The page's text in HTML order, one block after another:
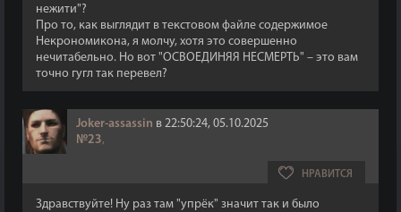
нежити"?
Про то, как выглядит в текстовом файле содержимое
Некрономикона, я молчу, хотя это совершенно
нечитабельно. Но вот "ОСВОЕДИНЯЯ НЕСМЕРТЬ" – это вам
точно гугл так перевел?
Joker-assassin в 22:50:24, 05.10.2025
№23,
НРАВИТСЯ
Здравствуйте! Ну раз там "упрёк" значит так и было